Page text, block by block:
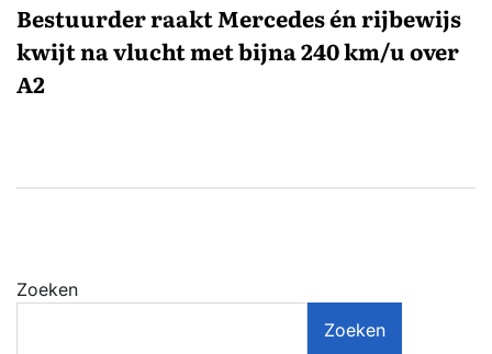
Bestuurder raakt Mercedes én rijbewijs
kwijt na vlucht met bijna 240 km/u over
A2
Zoeken
Zoeken